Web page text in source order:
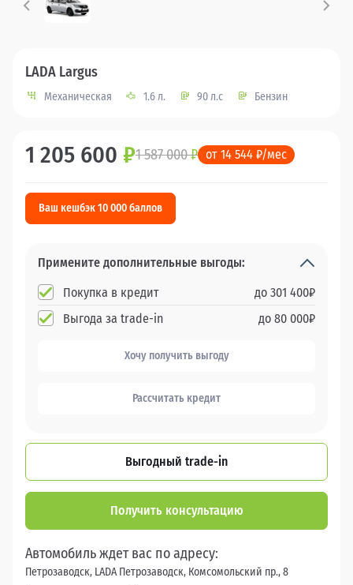
LADA Largus
Механическая 1.6 л. 90 л.с Бензин
1 205 600 ₽1 587 000₽ от 14 544 ₽/мес
Ваш кешбэк 10 000 баллов
Примените дополнительные выгоды:
Покупка в кредит
до 301 400₽
Выгода за trade-in
до 80 000₽
Хочу получить выгоду
Рассчитать кредит
Выгодный trade-in
Получить консультацию
Автомобиль ждет вас по адресу:
Петрозаводск, LADA Петрозаводск, Комсомольский пр., 8